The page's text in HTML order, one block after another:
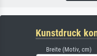
Kunstdruck
Breite (Motiv, cm)